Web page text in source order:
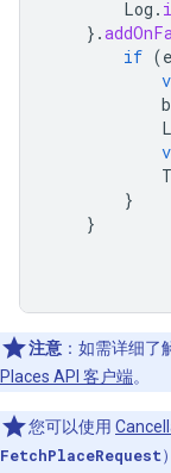
Log . i
}.
if (
}
}
注意 ：如需详细了
Places API 客户端。
您可以使用
FetchPlaceRequest